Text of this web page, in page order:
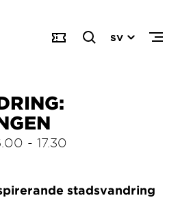
SV
- 17.30
stadsvandring